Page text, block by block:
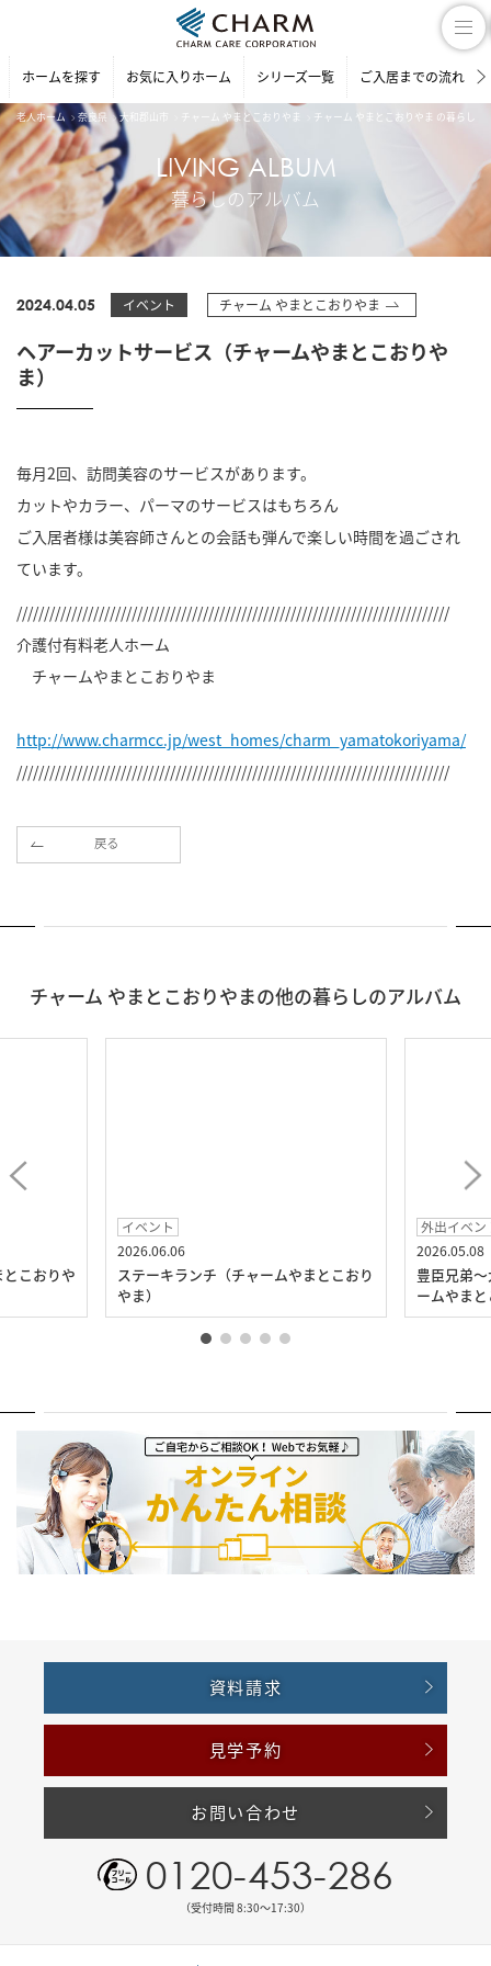
ホームを探す お気に入りホーム シリーズ一覧 ご入居までの流れ
老人ホーム 奈良県 大和郡山市 チャーム やまとこおりやま チャーム やまとこおりやま の暮らしの
LIVING ALBUM
暮らしのアルバム
2024.04.05 イベント チャーム やまとこおりやま
ヘアーカットサービス（チャームやまとこおりや
ま）
毎月2回、訪問美容のサービスがあります。
カットやカラー、パーマのサービスはもちろん
ご入居者様は美容師さんとの会話も弾んで楽しい時間を過ごされ
ています。
///////////////////////////////////////////////////////////////////////////////
介護付有料老人ホーム
チャームやまとこおりやま
http://www.charmcc.jp/west_homes/charm_yamatokoriyama/
///////////////////////////////////////////////////////////////////////////////
戻る
チャーム やまとこおりやまの他の暮らしのアルバム
こおりや
イベント
2026.06.06
ステーキランチ（チャームやまとこおり
やま）
外出イベン
2026.05.08
豊臣兄弟
ームやま
資料請求
見学予約
お問い合わせ
0120-453-286
（受付時間 8:30〜17:30）